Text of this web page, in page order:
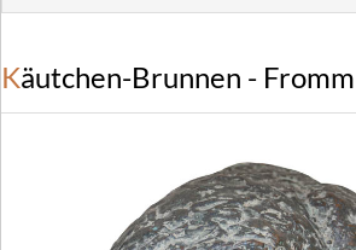
Käutchen-Brunnen -